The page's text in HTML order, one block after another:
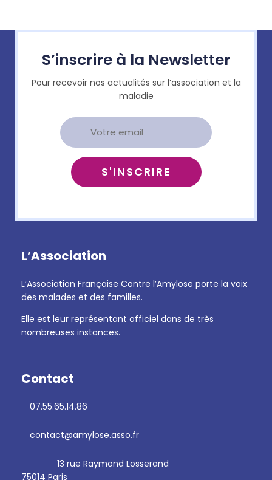
S’inscrire à la Newsletter
Pour recevoir nos actualités sur l’association et la
maladie
L’Association
L’Association Française Contre l’Amylose porte la voix
des malades et des familles.
Elle est leur représentant officiel dans de très
nombreuses instances.
Contact
07.55.65.14.86
contact@amylose.asso.fr
13 rue Raymond Losserand
75014 Paris